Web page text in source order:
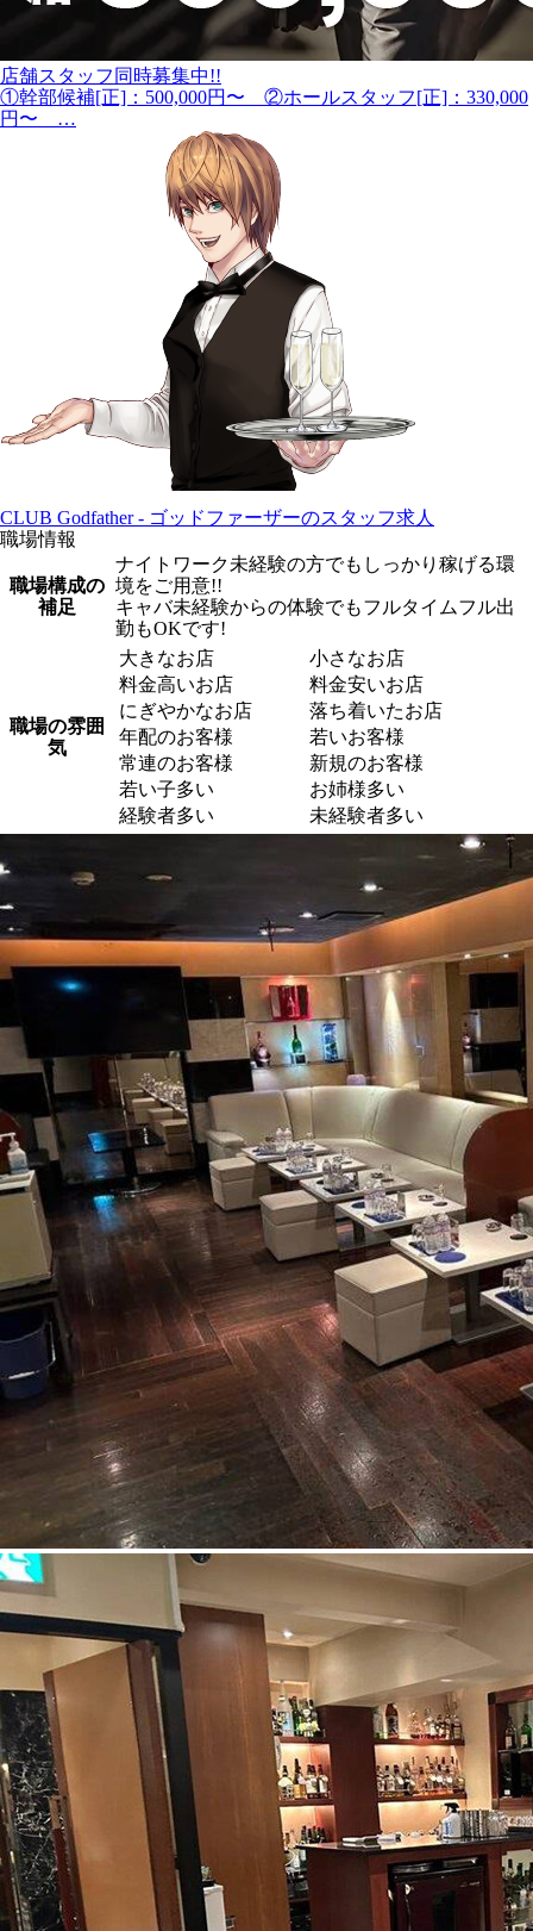
店舗スタッフ同時募集中!!
①幹部候補[正]：500,000円〜 ②ホールスタッフ[正]：330,000
円〜 …
CLUB Godfather - ゴッドファーザーのスタッフ求人
職場情報
職場構成の
補足
ナイトワーク未経験の方でもしっかり稼げる環
境をご用意!!
キャバ未経験からの体験でもフルタイムフル出
勤もOKです!
職場の雰囲
気
大きなお店
小さなお店
料金高いお店
料金安いお店
にぎやかなお店
落ち着いたお店
年配のお客様
若いお客様
常連のお客様
新規のお客様
若い子多い
お姉様多い
経験者多い
未経験者多い